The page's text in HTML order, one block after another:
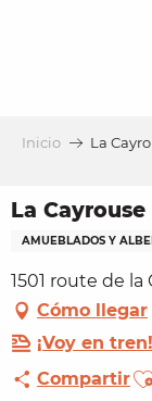
Inicio La
La Cayrouse
AMUEBLADOS Y
1501 route de la
Cómo llegar
¡Voy en tren!
Compartir